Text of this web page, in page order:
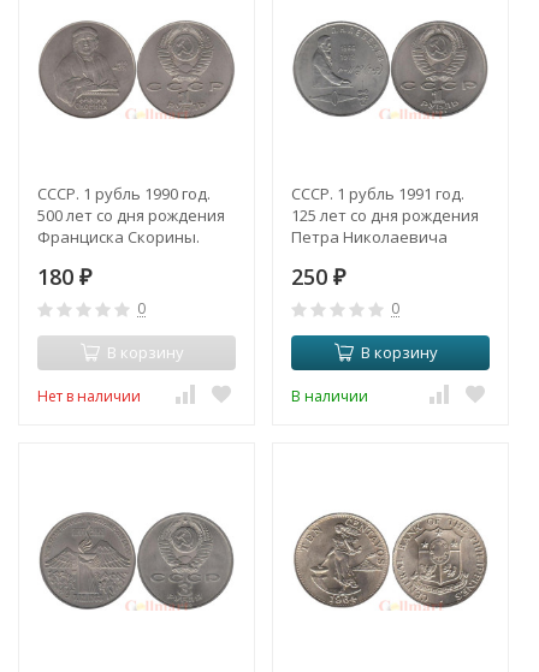
СССР. 1 рубль 1990 год.
500 лет со дня рождения
Франциска Скорины.
180 ₽
0
В корзину
Нет в наличии
СССР. 1 рубль 1991 год.
125 лет со дня рождения
Петра Николаевича
250 ₽
0
В корзину
В наличии